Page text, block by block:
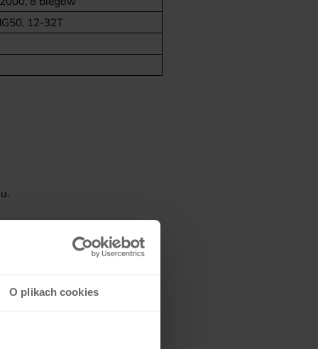
O plikach cookies
12-32T